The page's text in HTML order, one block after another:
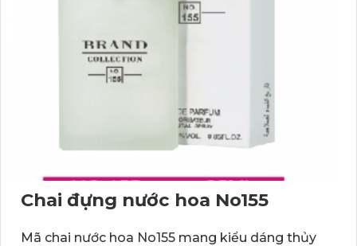
Chai đựng nước hoa No155
Mã chai nước hoa No155 mang kiểu dáng thủy